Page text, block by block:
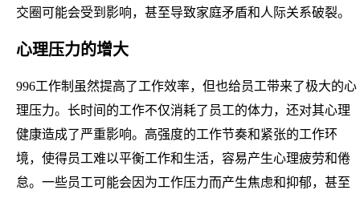
交圈可能会受到影响，甚至导致家庭矛盾和人际关系破裂。
心理压力的增大
996工作制虽然提高了工作效率，但也给员工带来了极大的心
理压力。长时间的工作不仅消耗了员工的体力，还对其心理
健康造成了严重影响。高强度的工作节奏和紧张的工作环
境，使得员工难以平衡工作和生活，容易产生心理疲劳和倦
怠。一些员工可能会因为工作压力而产生焦虑和抑郁，甚至